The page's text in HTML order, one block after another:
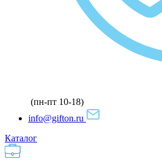
(пн-пт 10-18)
info@gifton.ru
Каталог